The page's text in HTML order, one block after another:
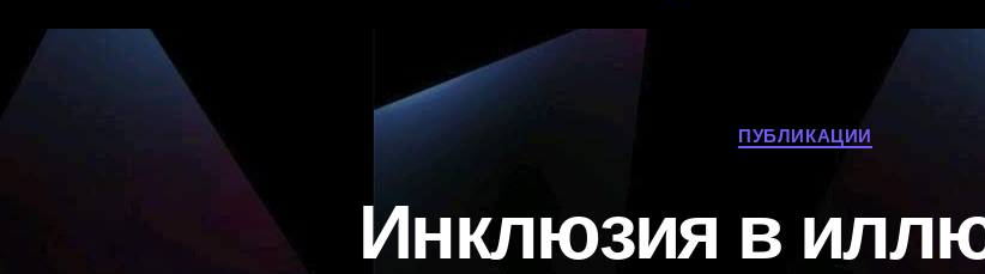
Рубрики
ПУБЛИКАЦИИ
Инклюзия в